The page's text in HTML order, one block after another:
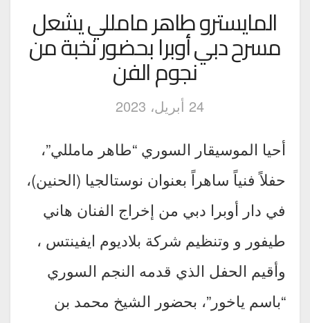
المايسترو طاهر مامللي يشعل
مسرح دبي أوبرا بحضور نخبة من
نجوم الفن
24 أبريل، 2023
أحيا الموسيقار السوري “طاهر مامللي”،
حفلاً فنياً ساهراً بعنوان نوستالجيا (الحنين)،
في دار أوبرا دبي من إخراج الفنان هاني
طيفور و وتنظيم شركة بلاديوم ايفينتس ،
وأقيم الحفل الذي قدمه النجم السوري
“باسم ياخور”، بحضور الشيخ محمد بن